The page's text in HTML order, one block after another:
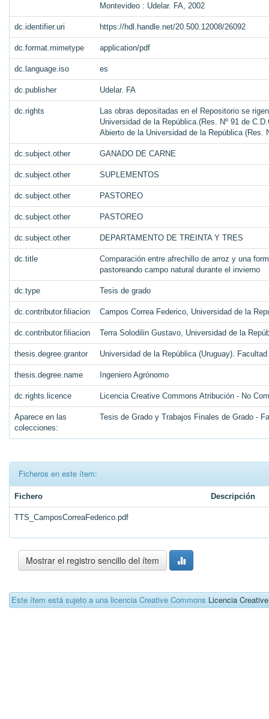
Montevideo : Udelar. FA, 2002
dc.identifier.uri https://hdl.handle.net/20.500.12008/26092
dc.format.mimetype application/pdf
dc.language.iso es
dc.publisher Udelar. FA
dc.rights
Las obras depositadas en el Repositorio se
Universidad de la República.(Res. Nº 91 de
Abierto de la Universidad de la República (Res.
dc.subject.other GANADO DE CARNE
dc.subject.other SUPLEMENTOS
dc.subject.other PASTOREO
dc.subject.other PASTOREO
dc.subject.other DEPARTAMENTO DE TREINTA Y TRES
dc.title
Comparación entre afrechillo de arroz y una
pastoreando campo natural durante el invierno
dc.type Tesis de grado
dc.contributor.filiacion Campos Correa Federico, Universidad de la
dc.contributor.filiacion Terra Solodilin Gustavo, Universidad de la
thesis.degree.grantor Universidad de la República (Uruguay).
thesis.degree.name Ingeniero Agrónomo
dc.rights.licence Licencia Creative Commons Atribución - No
Aparece en las
colecciones:
Tesis de Grado y Trabajos Finales de Grado -
Ficheros en este ítem:
Fichero Descripción
TTS_CamposCorreaFederico.pdf
Mostrar el registro sencillo del ítem
Este ítem está sujeto a una licencia Creative Commons Licencia